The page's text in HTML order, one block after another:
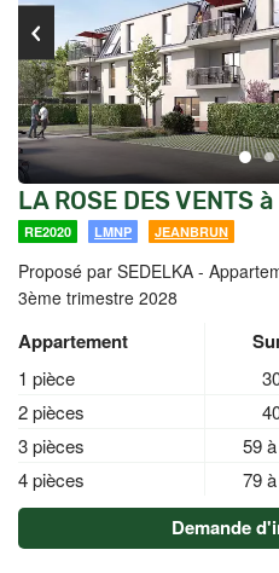
LA ROSE DES VENTS
RE2020 LMNP JEANBRUN
Proposé par SEDELKA -
3ème trimestre 2028
Appartement
1 pièce
2 pièces
3 pièces 59
4 pièces 79
Demande